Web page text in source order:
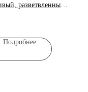
разветвленный
в соцветии, к
старинная,
чашевидная, аромат
зеленый,
Подробнее